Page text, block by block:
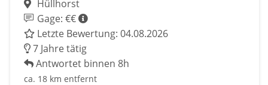
Hüllhorst
Gage: €€
Letzte Bewertung: 04.08.2026
7 Jahre tätig
Antwortet binnen 8h
ca. 18 km entfernt